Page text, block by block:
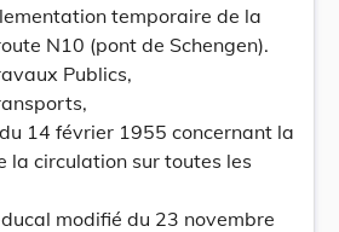
temporaire de la
N10 (pont de Schengen).
Publics,
14 février 1955 concernant la
la circulation sur toutes les
modifié du 23 novembre